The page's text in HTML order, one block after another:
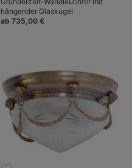
hängender Glaskugel
ab 735,00 €